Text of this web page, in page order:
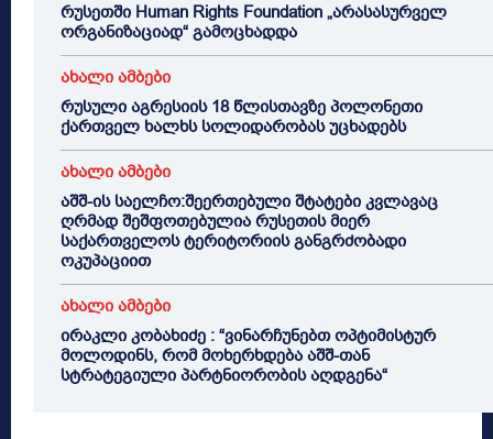
რუსეთში Human Rights Foundation „არასასურველ
ორგანიზაციად“ გამოცხადდა
ახალი ამბები
რუსული აგრესიის 18 წლისთავზე პოლონეთი
ქართველ ხალხს სოლიდარობას უცხადებს
ახალი ამბები
აშშ-ის საელჩო:შეერთებული შტატები კვლავაც
ღრმად შეშფოთებულია რუსეთის მიერ
საქართველოს ტერიტორიის განგრძობადი
ოკუპაციით
ახალი ამბები
ირაკლი კობახიძე : “ვინარჩუნებთ ოპტიმისტურ
მოლოდინს, რომ მოხერხდება აშშ-თან
სტრატეგიული პარტნიორობის აღდგენა“